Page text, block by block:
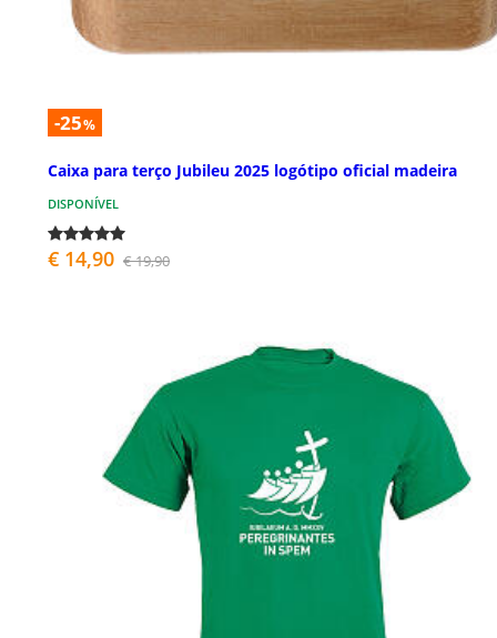
-25%
Caixa para terço Jubileu 2025 logótipo oficial madeira
DISPONÍVEL
€ 14,90 € 19,90